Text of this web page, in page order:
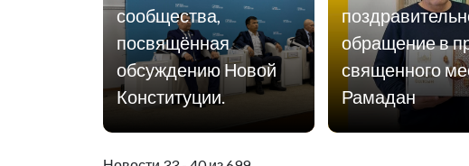
сообщества,
посвящённая
обсуждению Новой
Конституции.
обращение в
священного
Рамадан